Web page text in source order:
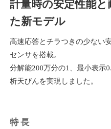
計量時の安定性能
た新モデル
高速応答とチラつきの少ない
センサを搭載。
分解能200万分の1、最小表示
析天びんを実現しました。
特長